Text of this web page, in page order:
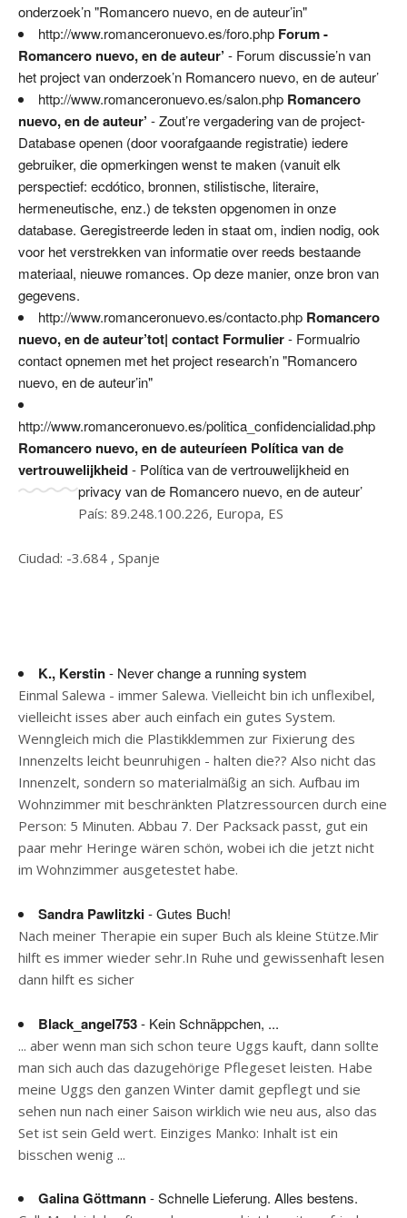
onderzoek’n "Romancero nuevo, en de auteur’in"
http://www.romanceronuevo.es/foro.php Forum -
Romancero nuevo, en de auteur’ - Forum discussie’n van
het project van onderzoek’n Romancero nuevo, en de auteur’
http://www.romanceronuevo.es/salon.php Romancero
nuevo, en de auteur’ - Zout’re vergadering van de project-
Database openen (door voorafgaande registratie) iedere
gebruiker, die opmerkingen wenst te maken (vanuit elk
perspectief: ecdótico, bronnen, stilistische, literaire,
hermeneutische, enz.) de teksten opgenomen in onze
database. Geregistreerde leden in staat om, indien nodig, ook
voor het verstrekken van informatie over reeds bestaande
materiaal, nieuwe romances. Op deze manier, onze bron van
gegevens.
http://www.romanceronuevo.es/contacto.php Romancero
nuevo, en de auteur’tot| contact Formulier- Formualrio
contact opnemen met het project research’n "Romancero
nuevo, en de auteur’in"
http://www.romanceronuevo.es/politica_confidencialidad.php
Romancero nuevo, en de auteuríeen Política van de
vertrouwelijkheid- Política van de vertrouwelijkheid en
privacy van de Romancero nuevo, en de auteur’
País: 89.248.100.226, Europa, ES
Ciudad: -3.684 , Spanje
K., Kerstin- Never change a running system
Einmal Salewa - immer Salewa. Vielleicht bin ich unflexibel,
vielleicht isses aber auch einfach ein gutes System.
Wenngleich mich die Plastikklemmen zur Fixierung des
Innenzelts leicht beunruhigen - halten die?? Also nicht das
Innenzelt, sondern so materialmäßig an sich. Aufbau im
Wohnzimmer mit beschränkten Platzressourcen durch eine
Person: 5 Minuten. Abbau 7. Der Packsack passt, gut ein
paar mehr Heringe wären schön, wobei ich die jetzt nicht
im Wohnzimmer ausgetestet habe.
Sandra Pawlitzki- Gutes Buch!
Nach meiner Therapie ein super Buch als kleine Stütze.Mir
hilft es immer wieder sehr.In Ruhe und gewissenhaft lesen
dann hilft es sicher
Black_angel753- Kein Schnäppchen, ...
... aber wenn man sich schon teure Uggs kauft, dann sollte
man sich auch das dazugehörige Pflegeset leisten. Habe
meine Uggs den ganzen Winter damit gepflegt und sie
sehen nun nach einer Saison wirklich wie neu aus, also das
Set ist sein Geld wert. Einziges Manko: Inhalt ist ein
bisschen wenig ...
Galina Göttmann- Schnelle Lieferung. Alles bestens.